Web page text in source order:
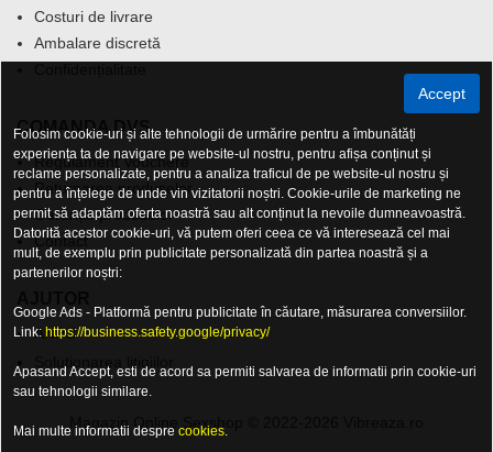
Costuri de livrare
Ambalare discretă
COMANDA DVS.
Regulament Vouchere
Returnarea produselor
Garanția produselor
Contact
ANPC
Magazin Online Sexshop © 2022-2026 Vibreaza.ro
Accept
Folosim cookie-uri și alte tehnologii de urmărire pentru a îmbunătăți
experiența ta de navigare pe website-ul nostru, pentru afișa conținut și
reclame personalizate, pentru a analiza traficul de pe website-ul nostru și
pentru a înțelege de unde vin vizitatorii noștri. Cookie-urile de marketing ne
permit să adaptăm oferta noastră sau alt conținut la nevoile dumneavoastră.
Datorită acestor cookie-uri, vă putem oferi ceea ce vă interesează cel mai
mult, de exemplu prin publicitate personalizată din partea noastră și a
partenerilor noștri:
Google Ads - Platformă pentru publicitate în căutare, măsurarea conversiilor.
Link: https://business.safety.google/privacy/
Apasand Accept, esti de acord sa permiti salvarea de informatii prin cookie-uri
sau tehnologii similare.
Mai multe informatii despre cookies.